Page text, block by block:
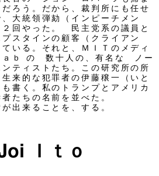
ろう。だから、裁判所にも任せ
大統領弾劾（インピーチメン
２回やった。 民主党系の議員と
タインの顧客（クライアン
いる。それと、ＭＩＴのメディ
ｂ の 数十人の、有名な ノー
ティストたち。この研究所の所
来的な犯罪者の伊藤穣一（いと
書く。私のトランプとアメリカ
たちの名前を並べた。
出来ることを、する。
Ｉｔｏ